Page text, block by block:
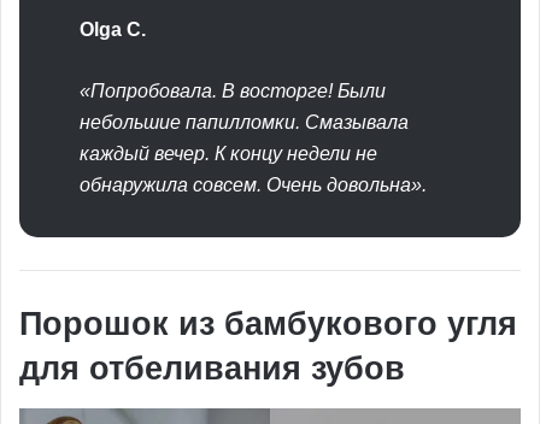
Olga C.
«Попробовала. В восторге! Были
небольшие папилломки. Смазывала
каждый вечер. К концу недели не
обнаружила совсем. Очень довольна».
Порошок из бамбукового угля
для отбеливания зубов